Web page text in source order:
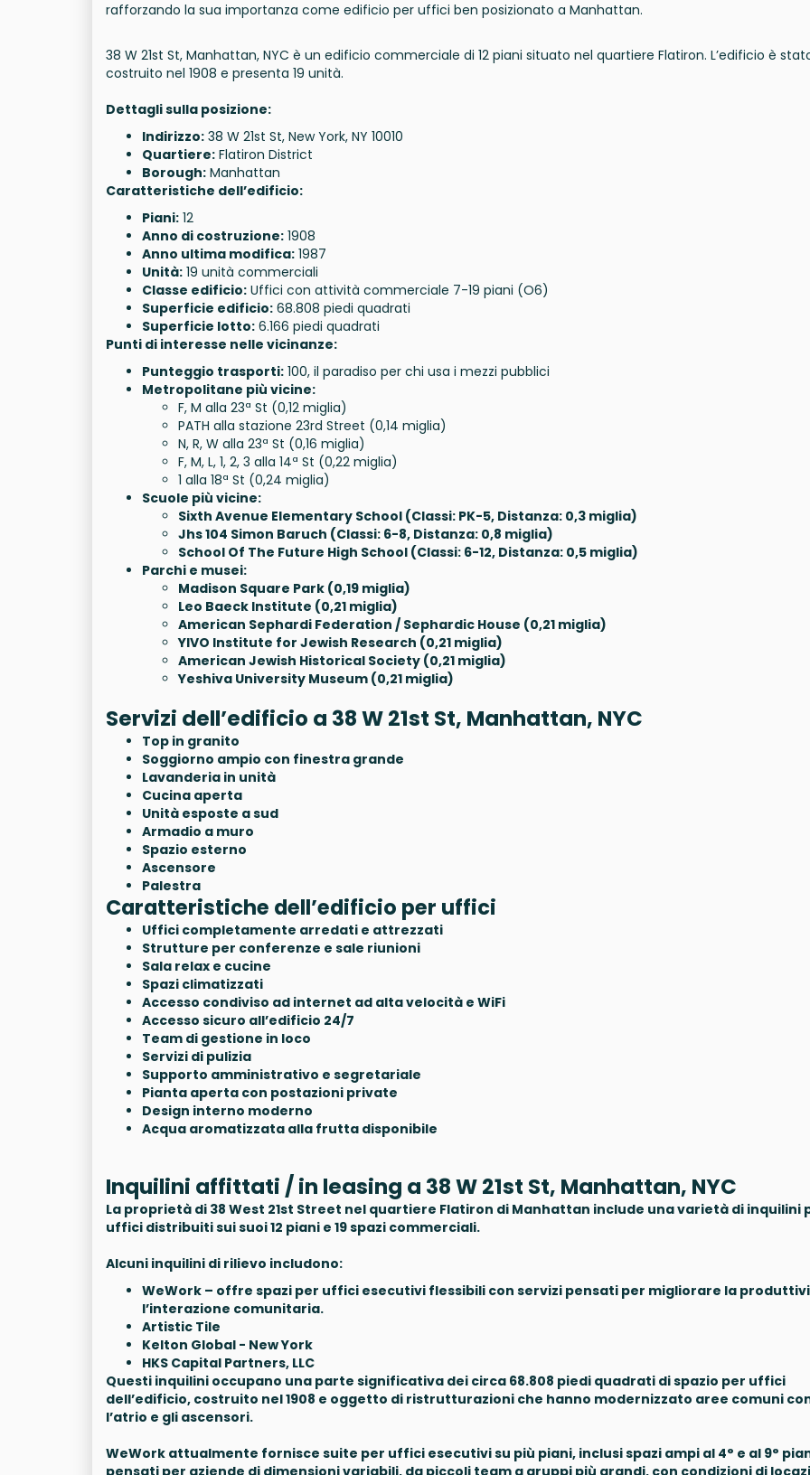
rafforzando la sua importanza come edificio per uffici ben posizionato a Manhattan.
38 W 21st St, Manhattan, NYC è un edificio commerciale di 12 piani situato nel quartiere Flatiron. L’edificio è
costruito nel 1908 e presenta 19 unità.
Dettagli sulla posizione:
Indirizzo: 38 W 21st St, New York, NY 10010
Quartiere: Flatiron District
Borough: Manhattan
Caratteristiche dell’edificio:
Piani: 12
Anno di costruzione: 1908
Anno ultima modifica: 1987
Unità: 19 unità commerciali
Classe edificio: Uffici con attività commerciale 7-19 piani (O6)
Superficie edificio: 68.808 piedi quadrati
Superficie lotto: 6.166 piedi quadrati
Punti di interesse nelle vicinanze:
Punteggio trasporti: 100, il paradiso per chi usa i mezzi pubblici
Metropolitane più vicine:
F, M alla 23ª St (0,12 miglia)
PATH alla stazione 23rd Street (0,14 miglia)
N, R, W alla 23ª St (0,16 miglia)
F, M, L, 1, 2, 3 alla 14ª St (0,22 miglia)
1 alla 18ª St (0,24 miglia)
Scuole più vicine:
Sixth Avenue Elementary School (Classi: PK-5, Distanza: 0,3 miglia)
Jhs 104 Simon Baruch (Classi: 6-8, Distanza: 0,8 miglia)
School Of The Future High School (Classi: 6-12, Distanza: 0,5 miglia)
Parchi e musei:
Madison Square Park (0,19 miglia)
Leo Baeck Institute (0,21 miglia)
American Sephardi Federation / Sephardic House (0,21 miglia)
YIVO Institute for Jewish Research (0,21 miglia)
American Jewish Historical Society (0,21 miglia)
Yeshiva University Museum (0,21 miglia)
Servizi dell’edificio a 38 W 21st St, Manhattan, NYC
Top in granito
Soggiorno ampio con finestra grande
Lavanderia in unità
Cucina aperta
Unità esposte a sud
Armadio a muro
Spazio esterno
Ascensore
Palestra
Caratteristiche dell’edificio per uffici
Uffici completamente arredati e attrezzati
Strutture per conferenze e sale riunioni
Sala relax e cucine
Spazi climatizzati
Accesso condiviso ad internet ad alta velocità e WiFi
Accesso sicuro all’edificio 24/7
Team di gestione in loco
Servizi di pulizia
Supporto amministrativo e segretariale
Pianta aperta con postazioni private
Design interno moderno
Acqua aromatizzata alla frutta disponibile
Inquilini affittati / in leasing a 38 W 21st St, Manhattan, NYC
La proprietà di 38 West 21st Street nel quartiere Flatiron di Manhattan include una varietà di inquilini
uffici distribuiti sui suoi 12 piani e 19 spazi commerciali.
Alcuni inquilini di rilievo includono:
WeWork – offre spazi per uffici esecutivi flessibili con servizi pensati per migliorare la
l’interazione comunitaria.
Artistic Tile
Kelton Global - New York
HKS Capital Partners, LLC
Questi inquilini occupano una parte significativa dei circa 68.808 piedi quadrati di spazio per uffici
dell’edificio, costruito nel 1908 e oggetto di ristrutturazioni che hanno modernizzato aree comuni
l’atrio e gli ascensori.
WeWork attualmente fornisce suite per uffici esecutivi su più piani, inclusi spazi ampi al 4° e al 9°